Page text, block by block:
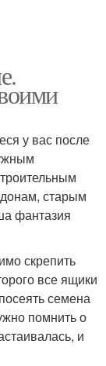
у вас после
старым
фантазия
скрепить
все ящики
семена
помнить о
и